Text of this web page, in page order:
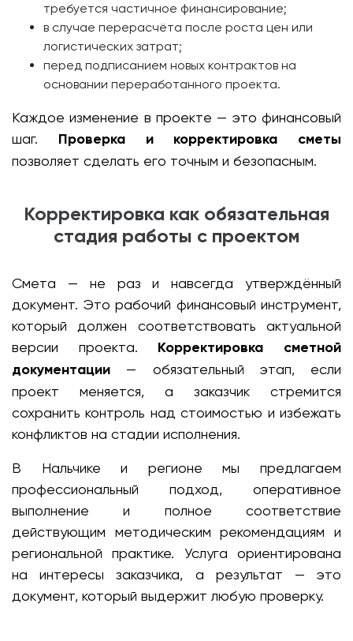
требуется частичное финансирование;
в случае перерасчёта после роста цен или
логистических затрат;
перед подписанием новых контрактов на
основании переработанного проекта.
Каждое изменение в проекте — это финансовый
шаг. Проверка и корректировка сметы
позволяет сделать его точным и безопасным.
Корректировка как обязательная
стадия работы с проектом
Смета — не раз и навсегда утверждённый
документ. Это рабочий финансовый инструмент,
который должен соответствовать актуальной
версии проекта. Корректировка сметной
документации — обязательный этап, если
проект меняется, а заказчик стремится
сохранить контроль над стоимостью и избежать
конфликтов на стадии исполнения.
В Нальчике и регионе мы предлагаем
профессиональный подход, оперативное
выполнение и полное соответствие
действующим методическим рекомендациям и
региональной практике. Услуга ориентирована
на интересы заказчика, а результат — это
документ, который выдержит любую проверку.